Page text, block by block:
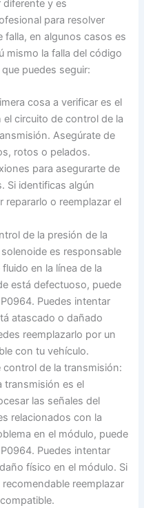
diferente y es
para resolver
falla, en algunos casos es
mismo la falla del código
puedes seguir:
cosa a verificar es el
circuito de control de la
Asegúrate de
rotos o pelados.
para asegurarte de
Si identificas algún
repararlo o reemplazar el
de la presión de la
es responsable
en la línea de la
está defectuoso, puede
Puedes intentar
atascado o dañado
reemplazarlo por un
con tu vehículo.
de la transmisión:
transmisión es el
las señales del
relacionados con la
en el módulo, puede
Puedes intentar
físico en el módulo. Si
reemplazar